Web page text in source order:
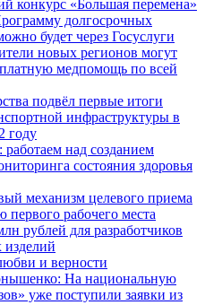
конкурс «Большая перемена»
долгосрочных
будет через Госуслуги
новых регионов могут
медпомощь по всей
подвёл первые итоги
инфраструктуры в
году
над созданием
состояния здоровья
механизм целевого приема
первого рабочего места
рублей для разработчиков
и верности
На национальную
уже поступили заявки из